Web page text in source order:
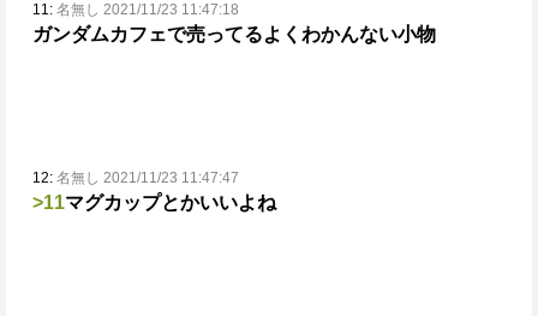
11: 名無し 2021/11/23 11:47:18
ガンダムカフェで売ってるよくわかんない小物
12: 名無し 2021/11/23 11:47:47
>11マグカップとかいいよね